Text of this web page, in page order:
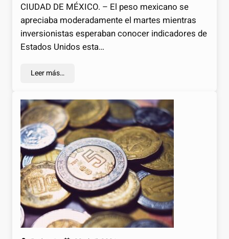
CIUDAD DE MÉXICO. – El peso mexicano se
apreciaba moderadamente el martes mientras
inversionistas esperaban conocer indicadores de
Estados Unidos esta…
Leer más…